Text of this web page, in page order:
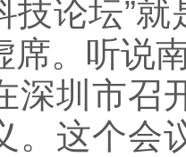
技论坛”
席。听说
圳市召开
。这个会